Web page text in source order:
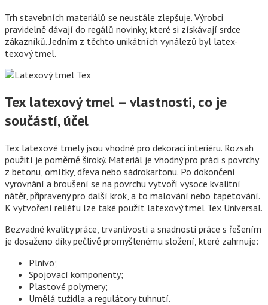
Trh stavebních materiálů se neustále zlepšuje. Výrobci
pravidelně dávají do regálů novinky, které si získávají srdce
zákazníků. Jedním z těchto unikátních vynálezů byl latex-
texový tmel.
Tex latexový tmel – vlastnosti, co je
součástí, účel
Tex latexové tmely jsou vhodné pro dekoraci interiéru. Rozsah
použití je poměrně široký. Materiál je vhodný pro práci s povrchy
z betonu, omítky, dřeva nebo sádrokartonu. Po dokončení
vyrovnání a broušení se na povrchu vytvoří vysoce kvalitní
nátěr, připravený pro další krok, a to malování nebo tapetování.
K vytvoření reliéfu lze také použít latexový tmel Tex Universal.
Bezvadné kvality práce, trvanlivosti a snadnosti práce s řešením
je dosaženo díky pečlivě promyšlenému složení, které zahrnuje:
Plnivo;
Spojovací komponenty;
Plastové polymery;
Umělá tužidla a regulátory tuhnutí.